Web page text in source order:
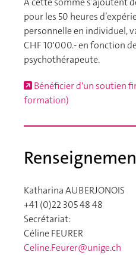
pour les 50 heures
personnelle en individuel,
CHF 10'000.- en fonction
psychothérapeute.
Bénéficier d'un soutien
formation)
Katharina AUBERJONOIS
+41 (0)22 305 48 48
Secrétariat:
Céline FEURER
Celine.Feurer@unige.ch